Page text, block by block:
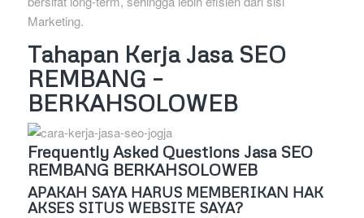
Marketing.
Tahapan Kerja Jasa SEO
REMBANG –
BERKAHSOLOWEB
Frequently Asked Questions Jasa SEO
REMBANG BERKAHSOLOWEB
APAKAH SAYA HARUS MEMBERIKAN HAK
AKSES SITUS WEBSITE SAYA?